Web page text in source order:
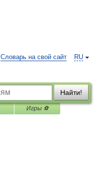
RU
Словарь на свой сайт
Найти!
Игры ⚽